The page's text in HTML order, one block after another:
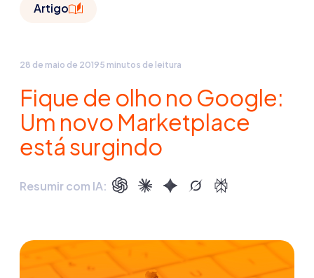
Artigo
28 de maio de 20195 minutos de leitura
Fique de olho no Google:
Um novo Marketplace
está surgindo
Resumir com IA: